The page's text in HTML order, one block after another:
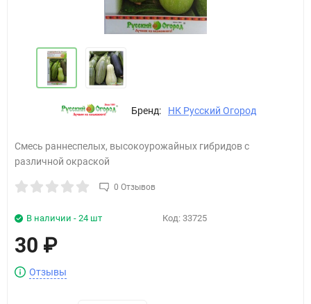
Бренд: НК Русский Огород
Смесь раннеспелых, высокоурожайных гибридов с
различной окраской
0 Отзывов
В наличии - 24 шт Код: 33725
30 ₽
Отзывы